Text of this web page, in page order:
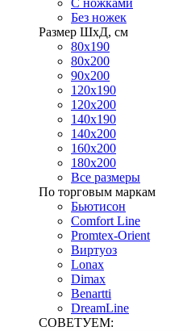
С ножками
Без ножек
Размер ШхД, см
80х190
80х200
90х200
120х190
120х200
140х190
140х200
160х200
180х200
Все размеры
По торговым маркам
Бьютисон
Comfort Line
Promtex-Orient
Виртуоз
Lonax
Dimax
Benartti
DreamLine
СОВЕТУЕМ: